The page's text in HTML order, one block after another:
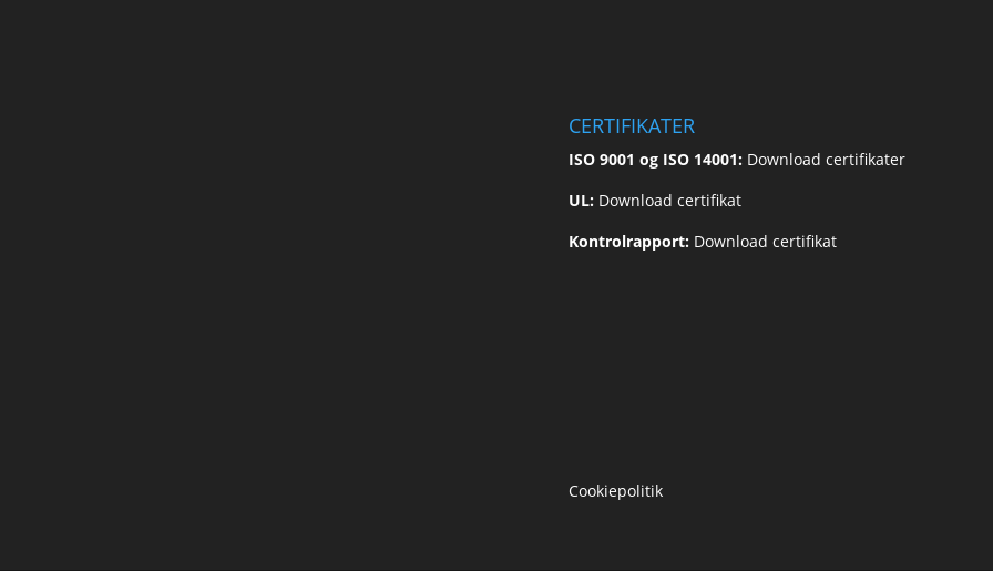
CERTIFIKATER
ISO 9001 og ISO 14001: Download certifikater
UL: Download certifikat
Kontrolrapport: Download certifikat
Cookiepolitik